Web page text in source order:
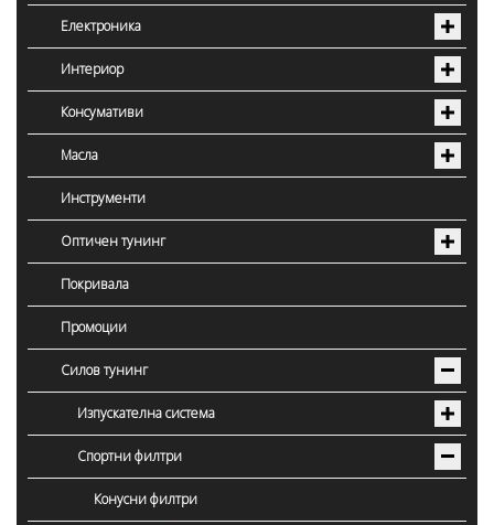
Електроника
Интериор
Консумативи
Масла
Инструменти
Оптичен тунинг
Покривала
Промоции
Силов тунинг
Изпускателна система
Спортни филтри
Конусни филтри